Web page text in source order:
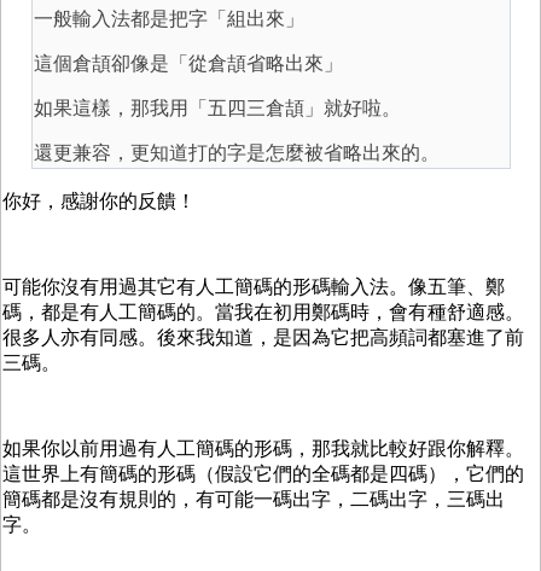
一般輸入法都是把字「組出來」
這個倉頡卻像是「從倉頡省略出來」
如果這樣，那我用「五四三倉頡」就好啦。
還更兼容，更知道打的字是怎麼被省略出來的。
你好，感謝你的反饋！
可能你沒有用過其它有人工簡碼的形碼輸入法。像五筆、鄭
碼，都是有人工簡碼的。當我在初用鄭碼時，會有種舒適感。
很多人亦有同感。後來我知道，是因為它把高頻詞都塞進了前
三碼。
如果你以前用過有人工簡碼的形碼，那我就比較好跟你解釋。
這世界上有簡碼的形碼（假設它們的全碼都是四碼），它們的
簡碼都是沒有規則的，有可能一碼出字，二碼出字，三碼出
字。